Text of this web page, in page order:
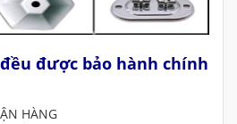
được bảo hành chính
HÀNG